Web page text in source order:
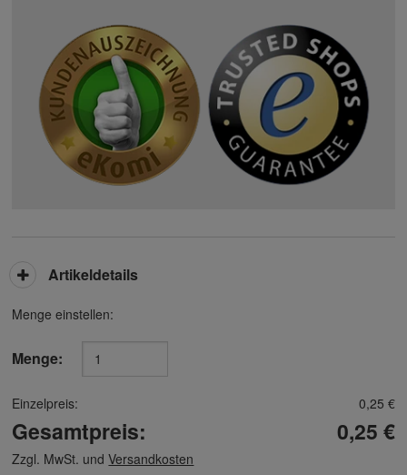
Menge einstellen:
Menge:
Einzelpreis: 0,25 €
Gesamtpreis: 0,25 €
Zzgl. MwSt. undVersandkosten
Artikeldetails